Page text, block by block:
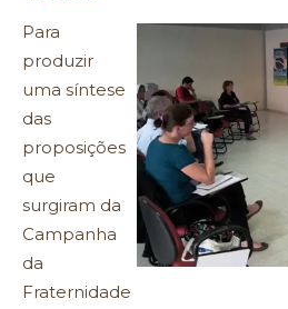
Para
produzir
uma síntese
das
proposições
que
surgiram da
Campanha
da
Fraternidade